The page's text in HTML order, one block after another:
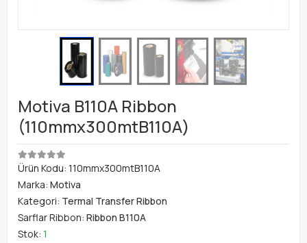
Motiva B110A Ribbon
(110mmx300mtB110A)
Ürün Kodu: 110mmx300mtB110A
Marka: Motiva
Kategori: Termal Transfer Ribbon
Sarflar Ribbon: Ribbon B110A
Stok: 1